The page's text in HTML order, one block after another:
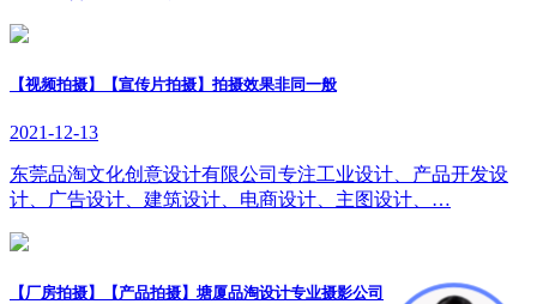
【视频拍摄】【宣传片拍摄】拍摄效果非同一般
2021-12-13
东莞品淘文化创意设计有限公司专注工业设计、产品开发设
计、广告设计、建筑设计、电商设计、主图设计、…
【厂房拍摄】【产品拍摄】塘厦品淘设计专业摄影公司